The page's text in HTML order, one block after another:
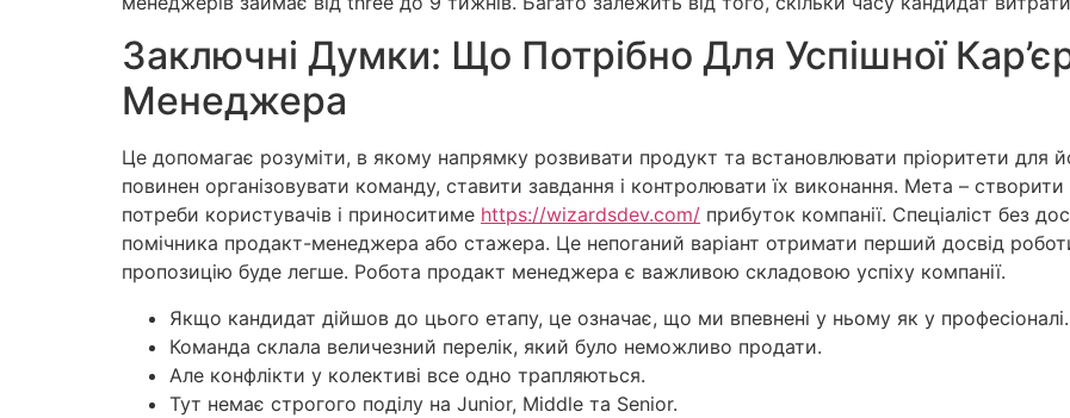
Заключні Думки: Що Потрібно Для Успішної
Менеджера
Це допомагає розуміти, в якому напрямку розвивати продукт та встановлювати пріоритети для
повинен організовувати команду, ставити завдання і контролювати їх виконання. Мета –
потреби користувачів і приноситиме https://wizardsdev.com/ прибуток компанії. Спеціаліст без
помічника продакт-менеджера або стажера. Це непоганий варіант отримати перший досвід
пропозицію буде легше. Робота продакт менеджера є важливою складовою успіху компанії.
Якщо кандидат дійшов до цього етапу, це означає, що ми впевнені у ньому як у професіоналі.
Команда склала величезний перелік, який було неможливо продати.
Але конфлікти у колективі все одно трапляються.
Тут немає строгого поділу на Junior, Middle та Senior.